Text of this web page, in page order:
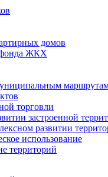
домов
фонда ЖКХ
торговли
застроенной
развитии
использование
территорий